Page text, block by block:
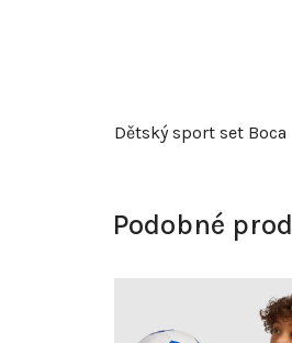
Dětský sport set Boca
Podobné